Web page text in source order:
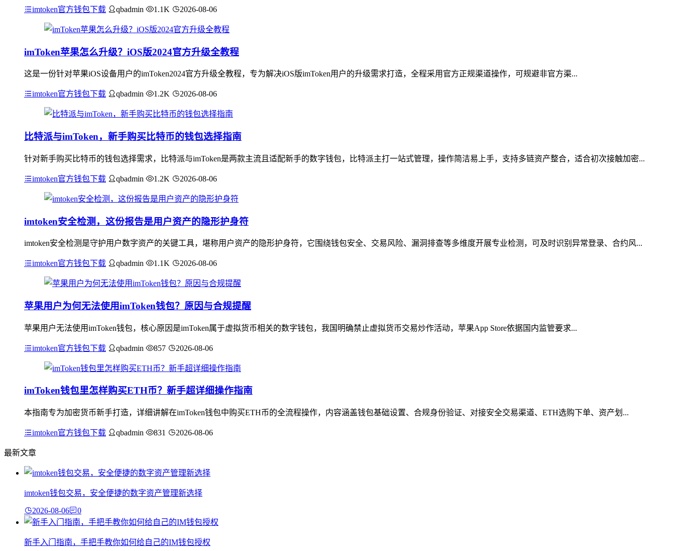
imtoken官方钱包下载 qbadmin 1.1K 2026-08-06
imToken苹果怎么升级？iOS版2024官方升级全教程
这是一份针对苹果iOS设备用户的imToken2024官方升级全教程，专为解决iOS版imToken用户的升级需求打造，全程采用官方正规渠道操作，可规避非官方渠...
imtoken官方钱包下载 qbadmin 1.2K 2026-08-06
比特派与imToken，新手购买比特币的钱包选择指南
针对新手购买比特币的钱包选择需求，比特派与imToken是两款主流且适配新手的数字钱包，比特派主打一站式管理，操作简洁易上手，支持多链资产整合，适合初次接触加密...
imtoken官方钱包下载 qbadmin 1.2K 2026-08-06
imtoken安全检测，这份报告是用户资产的隐形护身符
imtoken安全检测是守护用户数字资产的关键工具，堪称用户资产的隐形护身符，它围绕钱包安全、交易风险、漏洞排查等多维度开展专业检测，可及时识别异常登录、合约风...
imtoken官方钱包下载 qbadmin 1.1K 2026-08-06
苹果用户为何无法使用imToken钱包？原因与合规提醒
苹果用户无法使用imToken钱包，核心原因是imToken属于虚拟货币相关的数字钱包，我国明确禁止虚拟货币交易炒作活动，苹果App Store依据国内监管要求...
imtoken官方钱包下载 qbadmin 857 2026-08-06
imToken钱包里怎样购买ETH币？新手超详细操作指南
本指南专为加密货币新手打造，详细讲解在imToken钱包中购买ETH币的全流程操作，内容涵盖钱包基础设置、合规身份验证、对接安全交易渠道、ETH选购下单、资产划...
imtoken官方钱包下载 qbadmin 831 2026-08-06
最新文章
imtoken钱包交易，安全便捷的数字资产管理新选择
2026-08-06 0
新手入门指南，手把手教你如何给自己的IM钱包授权